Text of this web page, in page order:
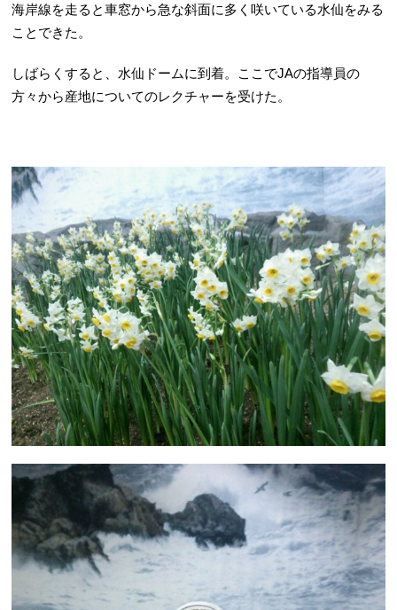
海岸線を走ると車窓から急な斜面に多く咲いている水仙をみる
ことできた。
しばらくすると、水仙ドームに到着。ここでJAの指導員の
方々から産地についてのレクチャーを受けた。